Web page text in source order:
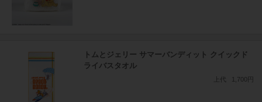
トムとジェリー サマーバンディット クイックド
ライバスタオル
上代 1,700円